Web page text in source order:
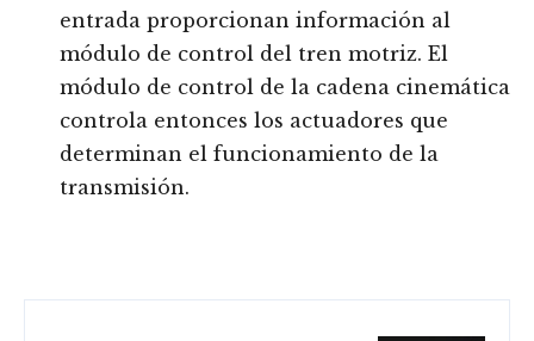
entrada proporcionan información al
módulo de control del tren motriz. El
módulo de control de la cadena cinemática
controla entonces los actuadores que
determinan el funcionamiento de la
transmisión.